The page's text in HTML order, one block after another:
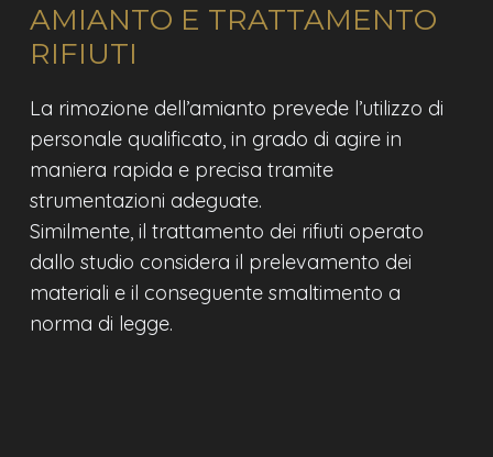
AMIANTO E TRATTAMENTO
RIFIUTI
La rimozione dell’amianto prevede l’utilizzo di
personale qualificato, in grado di agire in
maniera rapida e precisa tramite
strumentazioni adeguate.
Similmente, il trattamento dei rifiuti operato
dallo studio considera il prelevamento dei
materiali e il conseguente smaltimento a
norma di legge.